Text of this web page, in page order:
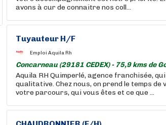
avons à cur de connaitre nos coll...
Tuyauteur H/F
Emploi Aquila Rh
Concarneau (29181 CEDEX) - 75,9 kms de
Aquila RH Quimperlé, agence franchisée,
qualitative. Chez nous, on prend le temps
votre parcours, qui vous êtes et ce que ...